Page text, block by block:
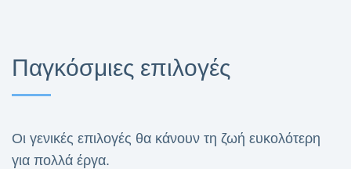
Παγκόσμιες επιλογές
Οι γενικές επιλογές θα κάνουν τη ζωή ευκολότερη
για πολλά έργα.